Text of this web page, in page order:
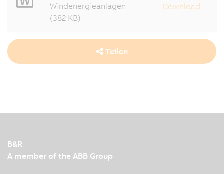
Windenergieanlagen
(382 KB)
Download
Teilen
B&R
A member of the ABB Group